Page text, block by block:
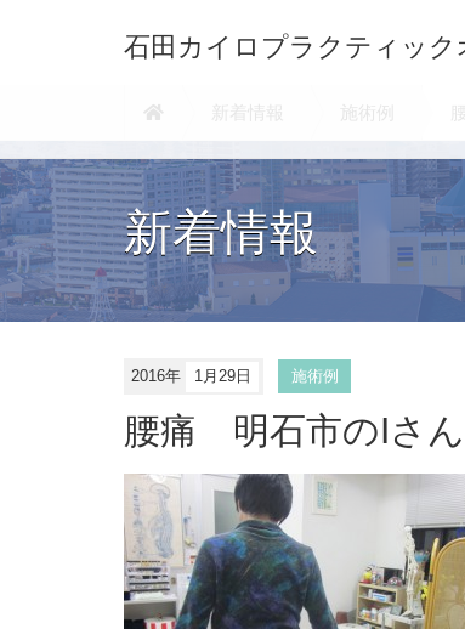
石田カイロプラクティック
新着情報 施術例
新着情報
2016年 1月29日 施術例
腰痛 明石市のIさん